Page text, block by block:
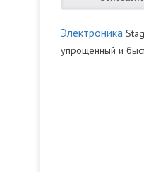
Электроника
упрощенный и